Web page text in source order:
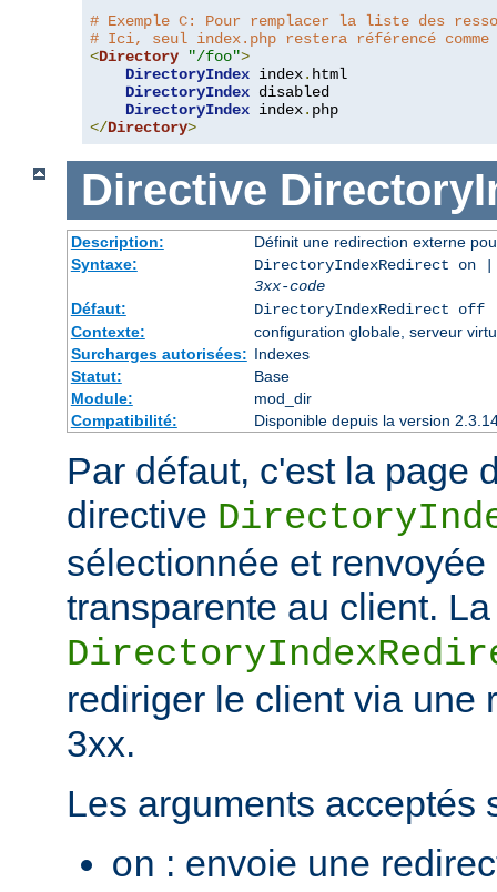
# Exemple C: Pour remplacer la liste des
# Ici, seul index.php restera référencé
<Directory "/foo">
DirectoryIndex index. html
DirectoryIndex disabled
DirectoryIndex index.
</Directory>
Directive
Description:
Définit une redirection externe
Syntaxe:
DirectoryIndexRedirect
3xx-code
Défaut:
DirectoryIndexRedirect off
Contexte:
configuration globale, serveur
Surcharges autorisées: Indexes
Statut:
Base
Module:
mod_dir
Compatibilité:
Disponible depuis la version
Par défaut, c'est la page
directive
sélectionnée et
transparente au client.
rediriger le client via une
3xx.
Les arguments acceptés
on : envoie une